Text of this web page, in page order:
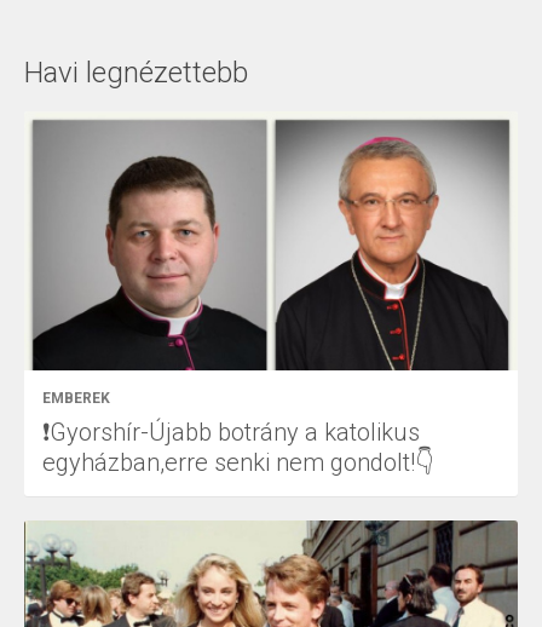
Havi legnézettebb
EMBEREK
❗Gyorshír-Újabb botrány a katolikus
egyházban,erre senki nem gondolt!👇